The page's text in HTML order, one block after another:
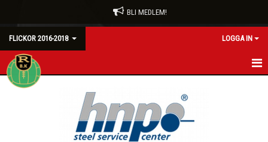
BLI MEDLEM!
FLICKOR 2016-2018 LOGGA IN
HEM